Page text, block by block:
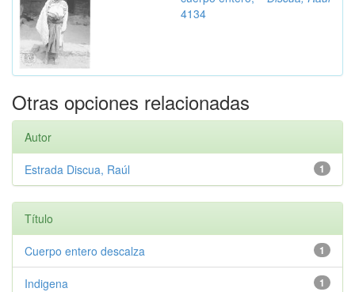
4134
Otras opciones relacionadas
Autor
1
Estrada Discua, Raúl
Título
1
Cuerpo entero descalza
1
Indigena